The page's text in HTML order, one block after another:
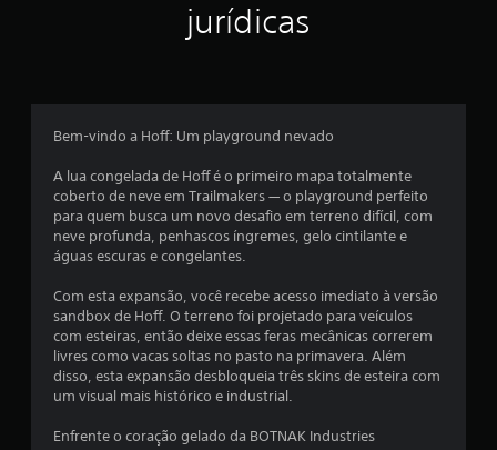
s
m
u
t
o
jurídicas
Bem-vindo a Hoff: Um playground nevado
A lua congelada de Hoff é o primeiro mapa totalmente
coberto de neve em Trailmakers — o playground perfeito
para quem busca um novo desafio em terreno difícil, com
neve profunda, penhascos íngremes, gelo cintilante e
águas escuras e congelantes.
Com esta expansão, você recebe acesso imediato à versão
sandbox de Hoff. O terreno foi projetado para veículos
com esteiras, então deixe essas feras mecânicas correrem
livres como vacas soltas no pasto na primavera. Além
disso, esta expansão desbloqueia três skins de esteira com
um visual mais histórico e industrial.
Enfrente o coração gelado da BOTNAK Industries